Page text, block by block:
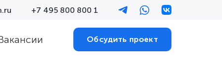
+7 495 800 800 1
Обсудить проект